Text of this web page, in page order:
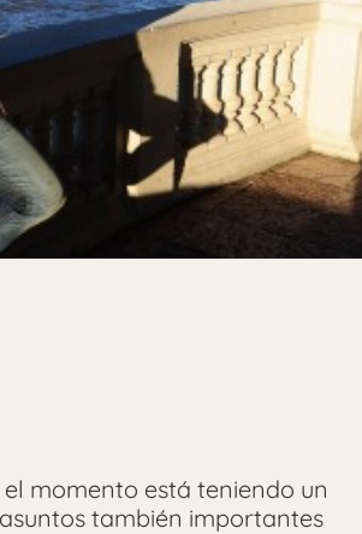
momento está teniendo un
también importantes